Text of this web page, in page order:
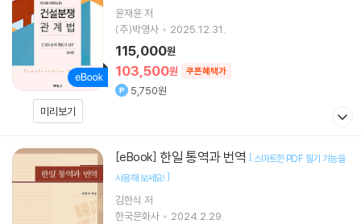
미리보기
윤재윤저
(주)박영사
2025.12.31.
103,500원 쿠폰혜택가
115,000원
5,750원
[eBook] 한일 통역과 번역 [스마트한 PDF 필기 기능을
사용해 보세요!]
김한식 저
한국문화사
2024.2.29.